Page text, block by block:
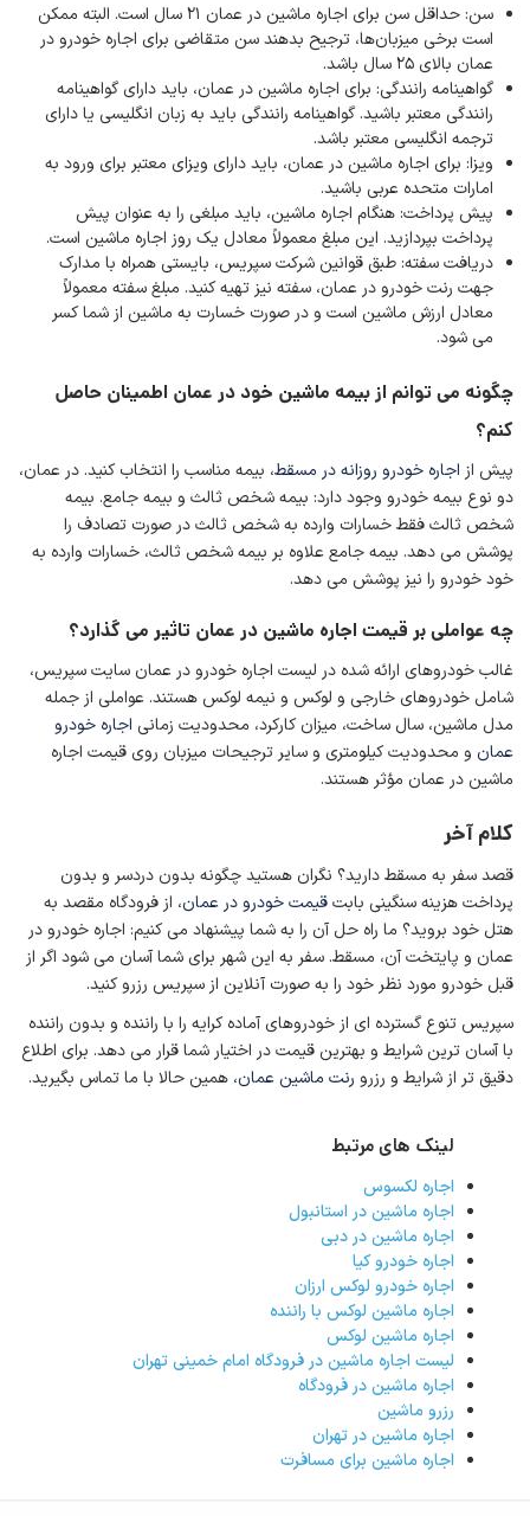
سن: حداقل سن برای اجاره ماشین در عمان 21 سال است. البته ممکن
است برخی میزبان‌ها، ترجیح بدهند سن متقاضی برای اجاره خودرو در
عمان بالای 25 سال باشد.
گواهینامه رانندگی: برای اجاره ماشین در عمان، باید دارای گواهینامه
رانندگی معتبر باشید. گواهینامه رانندگی باید به زبان انگلیسی یا دارای
ترجمه انگلیسی معتبر باشد.
ویزا: برای اجاره ماشین در عمان، باید دارای ویزای معتبر برای ورود به
امارات متحده عربی باشید.
پیش پرداخت: هنگام اجاره ماشین، باید مبلغی را به عنوان پیش
پرداخت بپردازید. این مبلغ معمولاً معادل یک روز اجاره ماشین است.
دریافت سفته: طبق قوانین شرکت سپریس، بایستی همراه با مدارک
جهت رنت خودرو در عمان، سفته نیز تهیه کنید. مبلغ سفته معمولاً
معادل ارزش ماشین است و در صورت خسارت به ماشین از شما کسر
می شود.
چگونه می توانم از بیمه ماشین خود در عمان اطمینان حاصل
کنم؟
پیش از اجاره خودرو روزانه در مسقط، بیمه مناسب را انتخاب کنید. در عمان،
دو نوع بیمه خودرو وجود دارد: بیمه شخص ثالث و بیمه جامع. بیمه
شخص ثالث فقط خسارات وارده به شخص ثالث در صورت تصادف را
پوشش می دهد. بیمه جامع علاوه بر بیمه شخص ثالث، خسارات وارده به
خود خودرو را نیز پوشش می دهد.
چه عواملی بر قیمت اجاره ماشین در عمان تاثیر می گذارد؟
غالب خودروهای ارائه شده در لیست اجاره خودرو در عمان سایت سپریس،
شامل خودروهای خارجی و لوکس و نیمه لوکس هستند. عواملی از جمله
مدل ماشین، سال ساخت، میزان کارکرد، محدودیت زمانی اجاره خودرو
عمان و محدودیت کیلومتری و سایر ترجیحات میزبان روی قیمت اجاره
ماشین در عمان مؤثر هستند.
کلام آخر
قصد سفر به مسقط دارید؟ نگران هستید چگونه بدون دردسر و بدون
پرداخت هزینه سنگینی بابتقیمت خودرو در عمان، از فرودگاه مقصد به
هتل خود بروید؟ ما راه حل آن را به شما پیشنهاد می کنیم: اجاره خودرو در
عمان و پایتخت آن، مسقط. سفر به این شهر برای شما آسان می شود اگر از
قبل خودرو مورد نظر خود را به صورت آنلاین از سپریس رزرو کنید.
سپریس تنوع گسترده ای از خودروهای آماده کرایه را با راننده و بدون راننده
با آسان ترین شرایط و بهترین قیمت در اختیار شما قرار می دهد. برای اطلاع
دقیق تر از شرایط و رزرو رنت ماشین عمان، همین حالا با ما تماس بگیرید.
لینک های مرتبط
اجاره لکسوس
اجاره ماشین در استانبول
اجاره ماشین در دبی
اجاره خودرو کیا
اجاره خودرو لوکس ارزان
اجاره ماشین لوکس با راننده
اجاره ماشین لوکس
لیست اجاره ماشین در فرودگاه امام خمینی تهران
اجاره ماشین در فرودگاه
رزرو ماشین
اجاره ماشین در تهران
اجاره ماشین برای مسافرت